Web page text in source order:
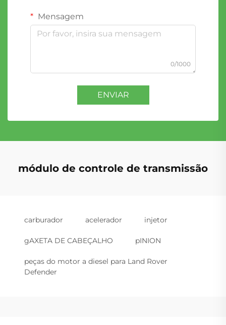
Mensagem
0/1000
ENVIAR
módulo de controle de transmissão
carburador acelerador injetor
gAXETA DE CABEÇALHO pINION
peças do motor a diesel para Land Rover
Defender